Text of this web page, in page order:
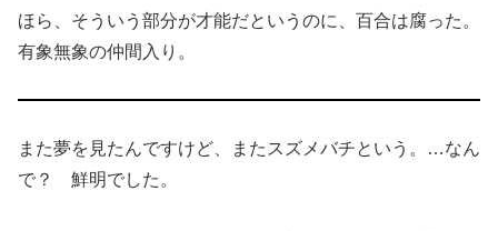
ほら、そういう部分が才能だというのに、百合は腐った。
有象無象の仲間入り。
また夢を見たんですけど、またスズメバチという。…なん
で？ 鮮明でした。